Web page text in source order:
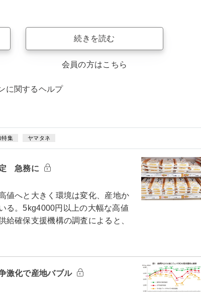
続きを読む
会員の方はこちら
に関するヘルプ
特集 ヤマタネ
急務に
値へと大きく環境は変化、産地か
る。5kg4000円以上の大幅な高値
給確保支援機構の調査によると、
激化で産地バブル